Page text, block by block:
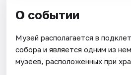
О событии
Музей располагается в
собора и является одним из
музеев, расположенных при